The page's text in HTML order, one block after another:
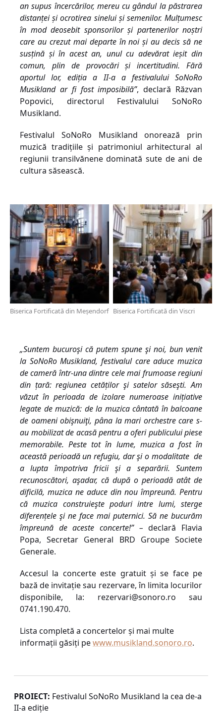
an supus încercărilor, mereu cu gândul la păstrarea
distanței și ocrotirea sinelui și semenilor. Mulțumesc
în mod deosebit sponsorilor și partenerilor noștri
care au crezut mai departe în noi și au decis să ne
susțină și în acest an, unul cu adevărat ieșit din
comun, plin de provocări și incertitudini. Fără
aportul lor, ediția a II-a a festivalului SoNoRo
Musikland ar fi fost imposibilă”, declară Răzvan
Popovici, directorul Festivalului SoNoRo
Musikland.
Festivalul SoNoRo Musikland onorează prin
muzică tradițiile și patrimoniul arhitectural al
regiunii transilvănene dominată sute de ani de
cultura săsească.
Biserica Fortificată din Meșendorf Biserica Fortificată din Viscri
„Suntem bucuroşi că putem spune şi noi, bun venit
la SoNoRo Musikland, festivalul care aduce muzica
de cameră într-una dintre cele mai frumoase regiuni
din țară: regiunea cetăților şi satelor săseşti. Am
văzut în perioada de izolare numeroase inițiative
legate de muzică: de la muzica cântată în balcoane
de oameni obişnuiţi, pâna la mari orchestre care s-
au mobilizat de acasă pentru a oferi publicului piese
memorabile. Peste tot în lume, muzica a fost în
această perioadă un refugiu, dar şi o modalitate de
a lupta împotriva fricii şi a separării. Suntem
recunoscători, aşadar, că după o perioadă atât de
dificilă, muzica ne aduce din nou împreună. Pentru
că muzica construieşte poduri intre lumi, sterge
diferențele şi ne face mai puternici. Să ne bucurăm
împreună de aceste concerte!” – declară Flavia
Popa,Secretar General BRD Groupe Societe
Generale.
Accesul la concerte este gratuit și se face pe
bază de invitație sau rezervare, în limita locurilor
disponibile, la: rezervari@sonoro.ro sau
0741.190.470.
Lista completă a concertelor și mai multe
informații găsiți pewww.musikland.sonoro.ro.
PROIECT: Festivalul SoNoRo Musikland la cea de-a
II-a ediție